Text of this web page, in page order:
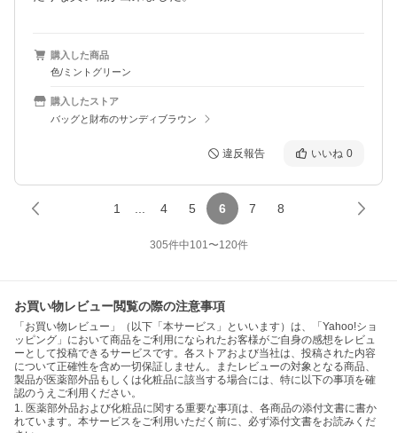
購入した商品
色/ミントグリーン
購入したストア
バッグと財布のサンディブラウン
違反報告 いいね 0
1 4 5 6 7 8
305件中101〜120件
お買い物レビュー閲覧の際の注意事項
「お買い物レビュー」（以下「本サービス」といいます）は、「Yahoo!ショ
ッピング」において商品をご利用になられたお客様がご自身の感想をレビュ
ーとして投稿できるサービスです。各ストアおよび当社は、投稿された内容
について正確性を含め一切保証しません。またレビューの対象となる商品、
製品が医薬部外品もしくは化粧品に該当する場合には、特に以下の事項を確
認のうえご利用ください。
1. 医薬部外品および化粧品に関する重要な事項は、各商品の添付文書に書か
れています。本サービスをご利用いただく前に、必ず添付文書をお読みくだ